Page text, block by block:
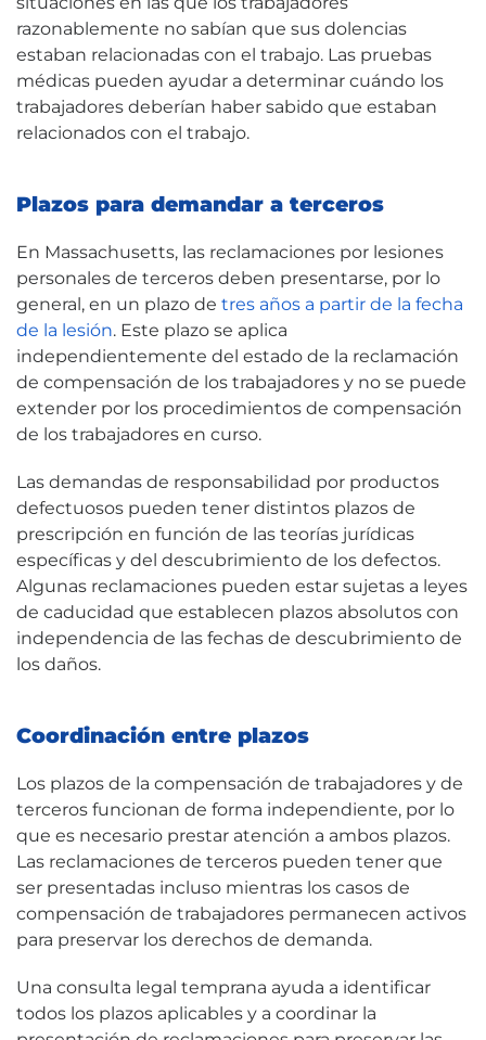
razonablemente no sabían que sus dolencias
estaban relacionadas con el trabajo. Las pruebas
médicas pueden ayudar a determinar cuándo los
trabajadores deberían haber sabido que estaban
relacionados con el trabajo.
Plazos para demandar a terceros
En Massachusetts, las reclamaciones por lesiones
personales de terceros deben presentarse, por lo
general, en un plazo de tres años a partir de la fecha
de la lesión. Este plazo se aplica
independientemente del estado de la reclamación
de compensación de los trabajadores y no se puede
extender por los procedimientos de compensación
de los trabajadores en curso.
Las demandas de responsabilidad por productos
defectuosos pueden tener distintos plazos de
prescripción en función de las teorías jurídicas
específicas y del descubrimiento de los defectos.
Algunas reclamaciones pueden estar sujetas a leyes
de caducidad que establecen plazos absolutos con
independencia de las fechas de descubrimiento de
los daños.
Coordinación entre plazos
Los plazos de la compensación de trabajadores y de
terceros funcionan de forma independiente, por lo
que es necesario prestar atención a ambos plazos.
Las reclamaciones de terceros pueden tener que
ser presentadas incluso mientras los casos de
compensación de trabajadores permanecen activos
para preservar los derechos de demanda.
Una consulta legal temprana ayuda a identificar
todos los plazos aplicables y a coordinar la